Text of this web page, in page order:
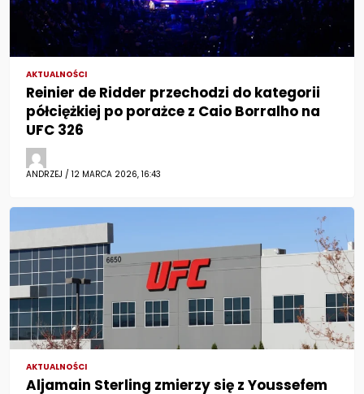
AKTUALNOŚCI
Reinier de Ridder przechodzi do kategorii
półciężkiej po porażce z Caio Borralho na
UFC 326
ANDRZEJ / 12 MARCA 2026, 16:43
AKTUALNOŚCI
Aljamain Sterling zmierzy się z Youssefem